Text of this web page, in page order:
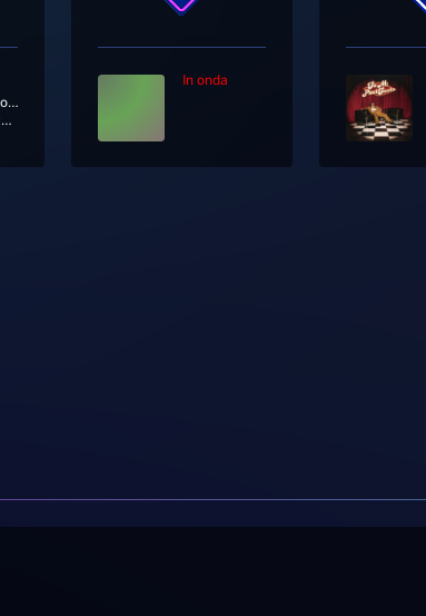
Whitney Houston
I Have Nothing
In onda